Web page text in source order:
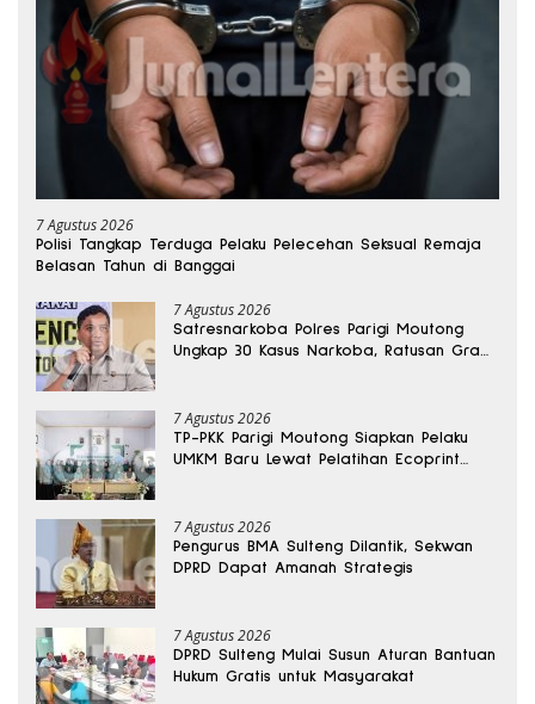
7 Agustus 2026
Polisi Tangkap Terduga Pelaku Pelecehan Seksual Remaja
Belasan Tahun di Banggai
7 Agustus 2026
Satresnarkoba Polres Parigi Moutong
Ungkap 30 Kasus Narkoba, Ratusan Gram
7 Agustus 2026
TP-PKK Parigi Moutong Siapkan Pelaku
UMKM Baru Lewat Pelatihan Ecoprint
7 Agustus 2026
Pengurus BMA Sulteng Dilantik, Sekwan
DPRD Dapat Amanah Strategis
7 Agustus 2026
DPRD Sulteng Mulai Susun Aturan Bantuan
Hukum Gratis untuk Masyarakat